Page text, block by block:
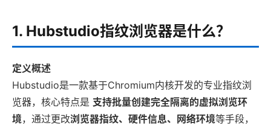
1. Hubstudio指纹浏览器是什么？
定义概述
Hubstudio是一款基于Chromium内核开发的专业指纹浏
览器，核心特点是 支持批量创建完全隔离的虚拟浏览环
境，通过更改浏览器指纹、硬件信息、网络环境等手段，